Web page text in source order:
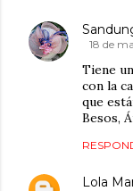
18 de
Tiene
con la
que
Besos,
Lola